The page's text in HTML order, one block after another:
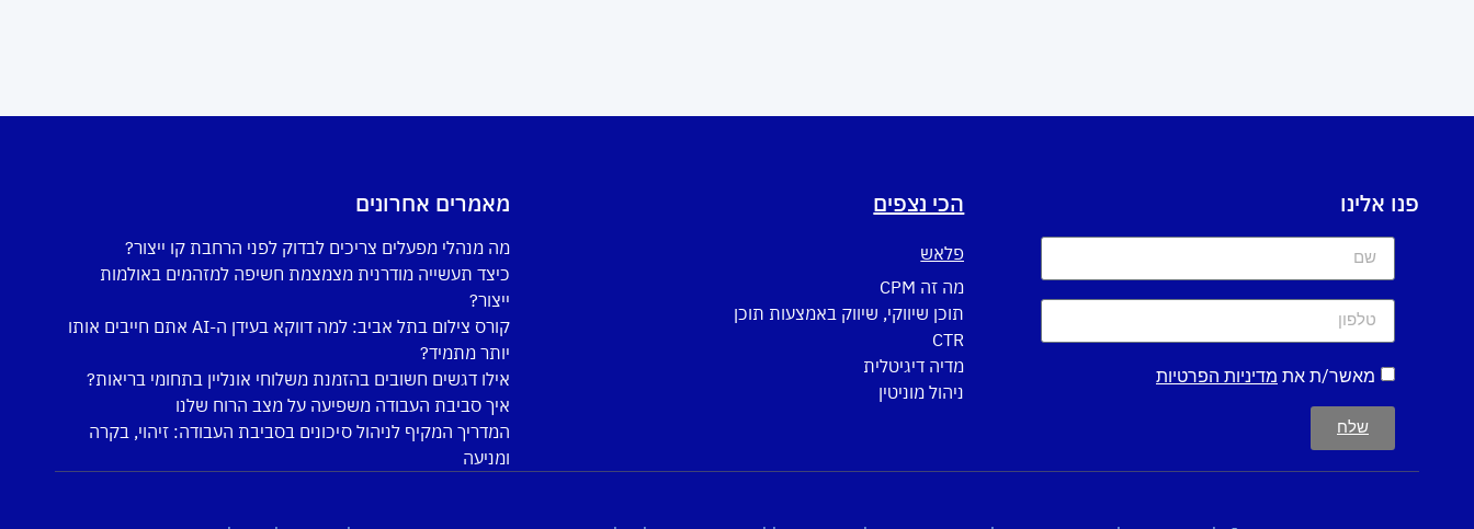
פנו אלינו
מאשר/ת את מדיניות הפרטיות
שלח
הכי נצפים
פלאש
מה זה CPM
תוכן שיווקי, שיווק באמצעות תוכן
CTR
מדיה דיגיטלית
ניהול מוניטין
מאמרים אחרונים
מה מנהלי מפעלים צריכים לבדוק לפני הרחבת קו ייצור?
כיצד תעשייה מודרנית מצמצמת חשיפה למזהמים באולמות
ייצור?
קורס צילום בתל אביב: למה דווקא בעידן ה-AI אתם חייבים אותו
יותר מתמיד?
אילו דגשים חשובים בהזמנת משלוחי אונליין בתחומי בריאות?
איך סביבת העבודה משפיעה על מצב הרוח שלנו
המדריך המקיף לניהול סיכונים בסביבת העבודה: זיהוי, בקרה
ומניעה